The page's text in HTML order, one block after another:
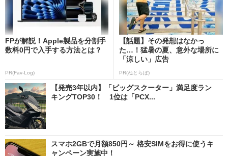
FPが解説！Apple製品を分割手
数料0円で入手する方法とは？
PR(Fav-Log)
【話題】その発想はなかっ
た…！猛暑の夏、意外な場所に
「涼しい」広告
PR(ねとらぼ)
【発売3年以内】「ビッグスクーター」満足度ラン
キングTOP30！ 1位は「PCX...
スマホ2GBで月額850円～ 格安SIMをお得に使うキ
ャンペーン実施中！